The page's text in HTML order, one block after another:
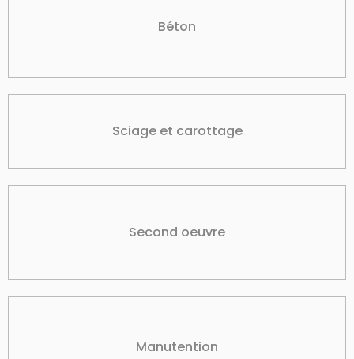
Béton
Sciage et carottage
Second oeuvre
Manutention